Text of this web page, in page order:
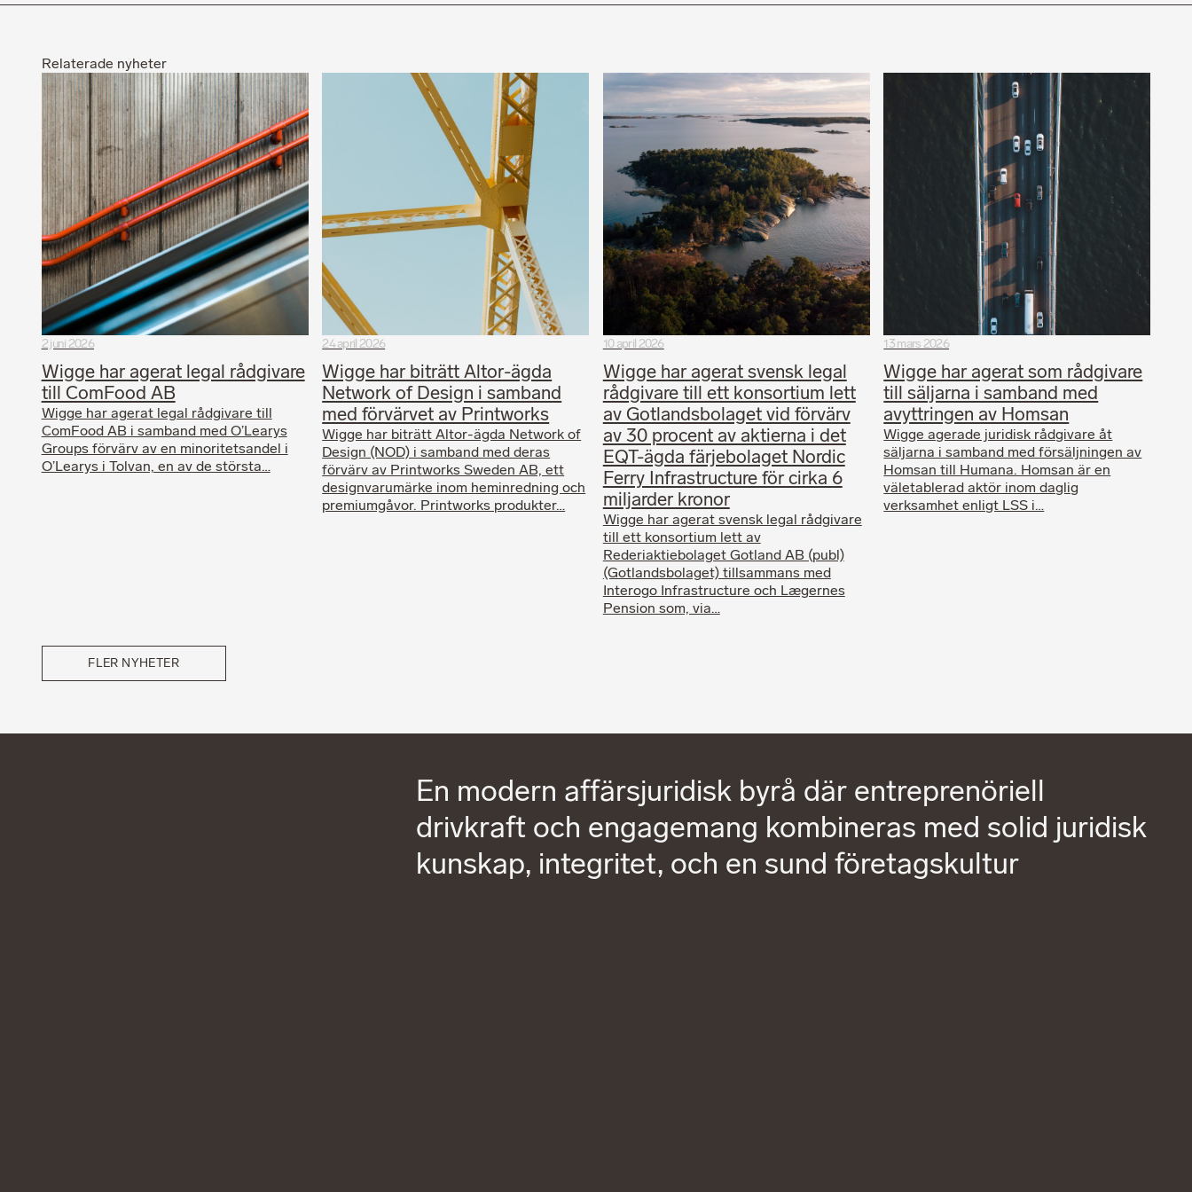
Relaterade nyheter
2 juni 2026
Wigge har agerat legal rådgivare
till ComFood AB
Wigge har agerat legal rådgivare till
ComFood AB i samband med O’Learys
Groups förvärv av en minoritetsandel i
O’Learys i Tolvan, en av de största…
24 april 2026
Wigge har biträtt Altor-ägda
Network of Design i samband
med förvärvet av Printworks
Wigge har biträtt Altor-ägda Network of
Design (NOD) i samband med deras
förvärv av Printworks Sweden AB, ett
designvarumärke inom heminredning och
premiumgåvor. Printworks produkter…
10 april 2026
Wigge har agerat svensk legal
rådgivare till ett konsortium lett
av Gotlandsbolaget vid förvärv
av 30 procent av aktierna i det
EQT-ägda färjebolaget Nordic
Ferry Infrastructure för cirka 6
miljarder kronor
Wigge har agerat svensk legal rådgivare
till ett konsortium lett av
Rederiaktiebolaget Gotland AB (publ)
(Gotlandsbolaget) tillsammans med
Interogo Infrastructure och Lægernes
Pension som, via…
13 mars 2026
Wigge har agerat som rådgivare
till säljarna i samband med
avyttringen av Homsan
Wigge agerade juridisk rådgivare åt
säljarna i samband med försäljningen av
Homsan till Humana. Homsan är en
väletablerad aktör inom daglig
verksamhet enligt LSS i…
FLER NYHETER
En modern affärsjuridisk byrå där entreprenöriell
drivkraft och engagemang kombineras med solid juridisk
kunskap, integritet, och en sund företagskultur